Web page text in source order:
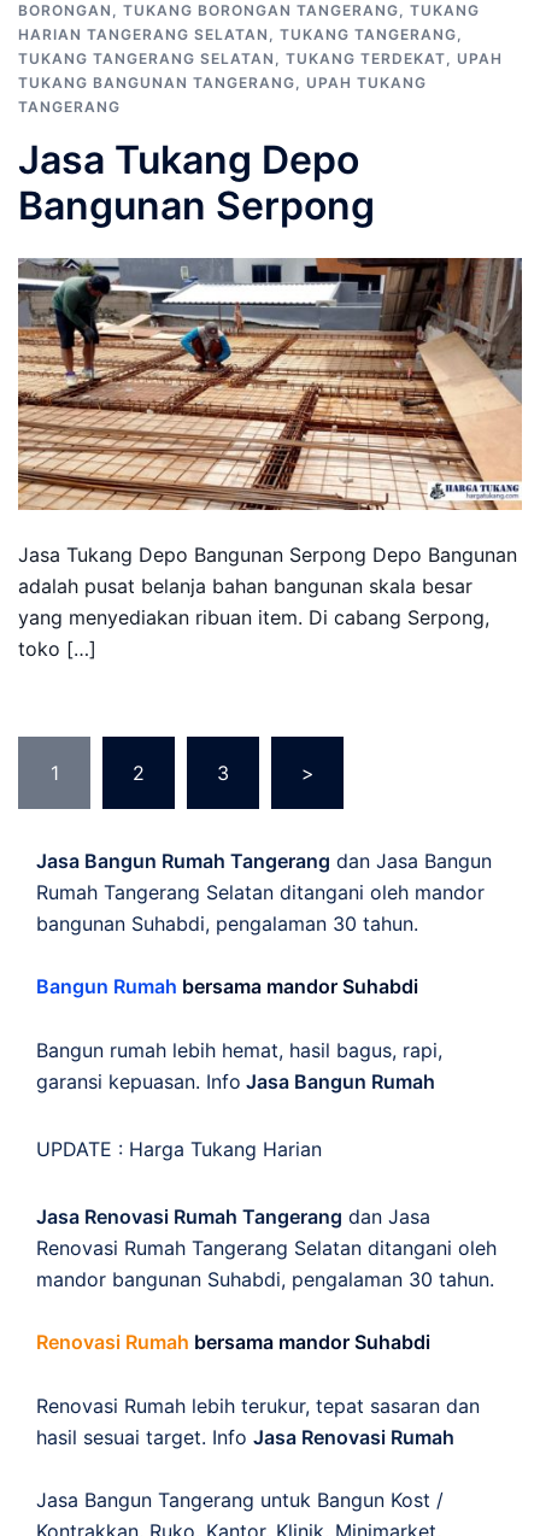
BORONGAN , TUKANG BORONGAN TANGERANG, TUKANG
HARIAN TANGERANG SELATAN , TUKANG TANGERANG,
TUKANG TANGERANG SELATAN , TUKANG TERDEKAT, UPAH
TUKANG BANGUNAN TANGERANG, UPAH TUKANG
TANGERANG
Jasa Tukang Depo
Bangunan Serpong
Jasa Tukang Depo Bangunan Serpong Depo Bangunan
adalah pusat belanja bahan bangunan skala besar
yang menyediakan ribuan item. Di cabang Serpong,
toko […]
pagination
1 2 3 >
Jasa Bangun Rumah Tangerang dan Jasa Bangun
Rumah Tangerang Selatan ditangani oleh mandor
bangunan Suhabdi, pengalaman 30 tahun.
Bangun Rumah bersama mandor Suhabdi
Bangun rumah lebih hemat, hasil bagus, rapi,
garansi kepuasan. Info Jasa Bangun Rumah
UPDATE : Harga Tukang Harian
Jasa Renovasi Rumah Tangerang dan Jasa
Renovasi Rumah Tangerang Selatan ditangani oleh
mandor bangunan Suhabdi, pengalaman 30 tahun.
Renovasi Rumah bersama mandor Suhabdi
Renovasi Rumah lebih terukur, tepat sasaran dan
hasil sesuai target. Info Jasa Renovasi Rumah
Jasa Bangun Tangerang untuk Bangun Kost /
Kontrakkan, Ruko, Kantor, Klinik, Minimarket,